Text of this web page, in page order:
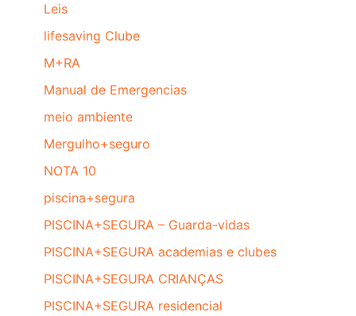
Leis
lifesaving Clube
M+RA
Manual de Emergencias
meio ambiente
Mergulho+seguro
NOTA 10
piscina+segura
PISCINA+SEGURA – Guarda-vidas
PISCINA+SEGURA academias e clubes
PISCINA+SEGURA CRIANÇAS
PISCINA+SEGURA residencial